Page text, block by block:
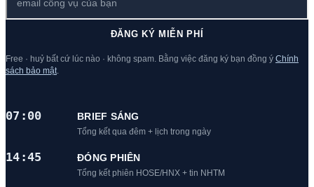
ĐĂNG KÝ MIỄN PHÍ
Free · huỷ bất cứ lúc nào · không spam. Bằng việc đăng ký bạn đồng ý Chính
sách bảo mật.
07:00 BRIEF SÁNG
Tổng kết qua đêm + lịch trong ngày
14:45 ĐÓNG PHIÊN
Tổng kết phiên HOSE/HNX + tin NHTM